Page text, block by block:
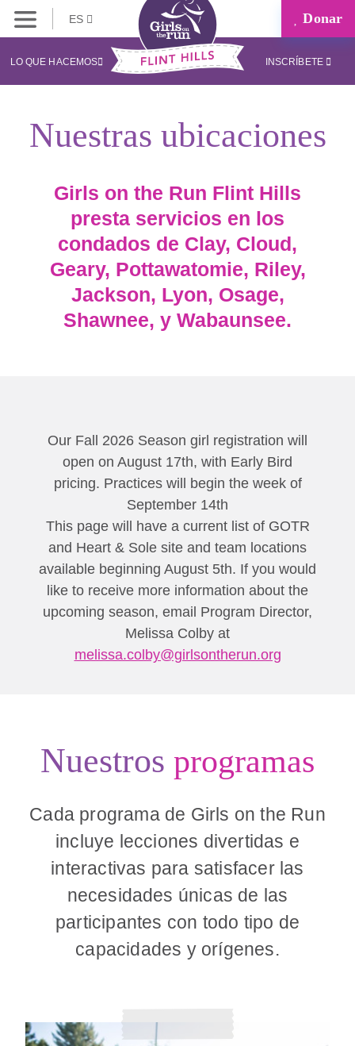
ES Donar
LO QUE HACEMOS INSCRÍBETE
Nuestras ubicaciones
Girls on the Run Flint Hills
presta servicios en los
condados de Clay, Cloud,
Geary, Pottawatomie, Riley,
Jackson, Lyon, Osage,
Shawnee, y Wabaunsee.
Our Fall 2026 Season girl registration will
open on August 17th, with Early Bird
pricing. Practices will begin the week of
September 14th
This page will have a current list of GOTR
and Heart & Sole site and team locations
available beginning August 5th. If you would
like to receive more information about the
upcoming season, email Program Director,
Melissa Colby at
melissa.colby@girlsontherun.org
Nuestros programas
Cada programa de Girls on the Run
incluye lecciones divertidas e
interactivas para satisfacer las
necesidades únicas de las
participantes con todo tipo de
capacidades y orígenes.